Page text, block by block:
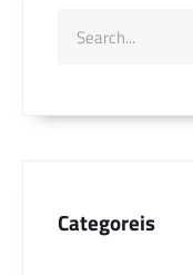
Categoreis